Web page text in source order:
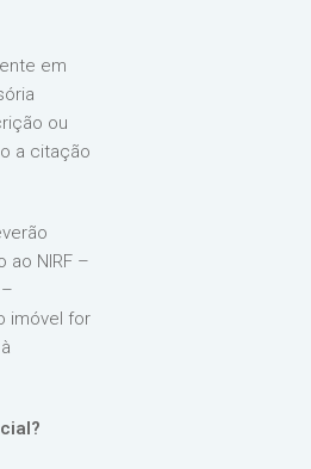
em
ou
a citação
ao NIRF –
imóvel for